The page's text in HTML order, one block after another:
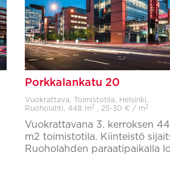
Porkkalankatu 20
Vuokrattava, Toimistotila, Helsinki,
Ruoholahti, 448 m2 , 25-30 € / m2
Vuokrattavana 3. kerroksen
m2 toimistotila. Kiinteistö
Ruoholahden paraatipaikalla